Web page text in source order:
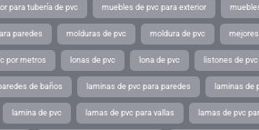
para tubería de pvc muebles de pvc para exterior
paredes molduras de pvc moldura de pvc
por metros lonas de pvc lona de pvc listones de pvc
de baños laminas de pvc para paredes laminas de
lamina de pvc lamas de pvc para vallas lamas de pvc